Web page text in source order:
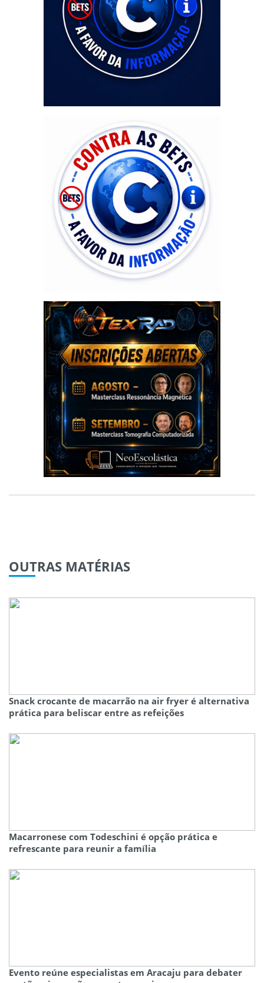
OUTRAS MATÉRIAS
Snack crocante de macarrão na air fryer é alternativa
prática para beliscar entre as refeições
Macarronese com Todeschini é opção prática e
refrescante para reunir a família
Evento reúne especialistas em Aracaju para debater